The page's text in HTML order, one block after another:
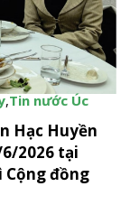
,Tin nước Úc
Hạc Huyền
2026 tại
Cộng đồng